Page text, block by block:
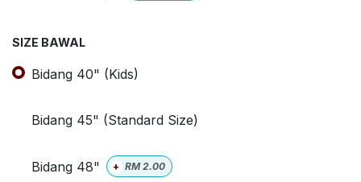
SIZE BAWAL
Bidang 40" (Kids)
Bidang 45" (Standard Size)
Bidang 48" + RM2.00